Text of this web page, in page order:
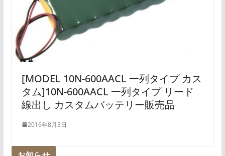
[MODEL 10N-600AACL 一列タイプ カス
タム]10N-600AACL 一列タイプ リード
線出し カスタムバッテリー販売品
2016年8月3日